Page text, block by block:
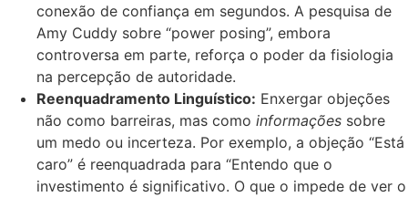
conexão de confiança em segundos. A pesquisa de
Amy Cuddy sobre “power posing”, embora
controversa em parte, reforça o poder da fisiologia
na percepção de autoridade.
Reenquadramento Linguístico: Enxergar objeções
não como barreiras, mas como informações sobre
um medo ou incerteza. Por exemplo, a objeção “Está
caro” é reenquadrada para “Entendo que o
investimento é significativo. O que o impede de ver o